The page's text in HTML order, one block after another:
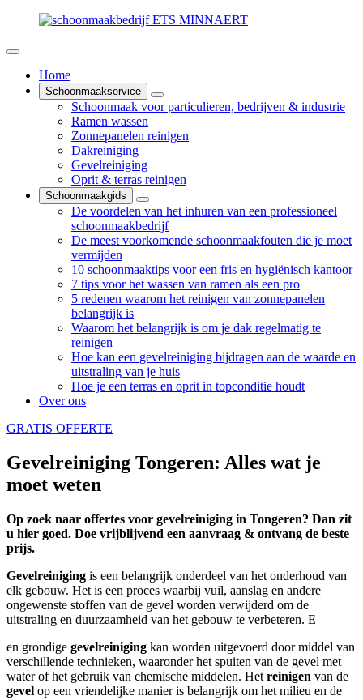
Home
Schoonmaakservice
Schoonmaak voor particulieren, bedrijven & industrie
Ramen wassen
Zonnepanelen reinigen
Dakreiniging
Gevelreiniging
Oprit & terras reinigen
Schoonmaakgids
De voordelen van het inhuren van een professioneel
schoonmaakbedrijf
De meest voorkomende schoonmaakfouten die je moet
vermijden
10 schoonmaaktips voor een fris en hygiënisch kantoor
7 tips voor het wassen van ramen als een pro
5 redenen waarom het reinigen van zonnepanelen
belangrijk is
Waarom het belangrijk is om je dak regelmatig te
reinigen
Hoe kan een gevelreiniging bijdragen aan de waarde en
uitstraling van je huis
Hoe je een terras en oprit in topconditie houdt
Over ons
GRATIS OFFERTE
Gevelreiniging Tongeren: Alles wat je
moet weten
Op zoek naar offertes voor gevelreiniging in Tongeren? Dan zit
u hier goed. Doe vrijblijvend een aanvraag & ontvang de beste
prijs.
Gevelreiniging is een belangrijk onderdeel van het onderhoud van
elk gebouw. Het is een proces waarbij vuil, aanslag en andere
ongewenste stoffen van de gevel worden verwijderd om de
uitstraling en duurzaamheid van het gebouw te verbeteren. E
en grondige gevelreiniging kan worden uitgevoerd door middel van
verschillende technieken, waaronder het spuiten van de gevel met
water of het gebruik van chemische middelen. Het reinigen van de
gevel op een vriendelijke manier is belangrijk om het milieu en de